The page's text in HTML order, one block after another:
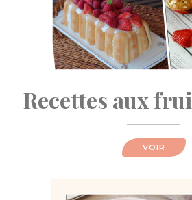
Recettes aux
VOIR